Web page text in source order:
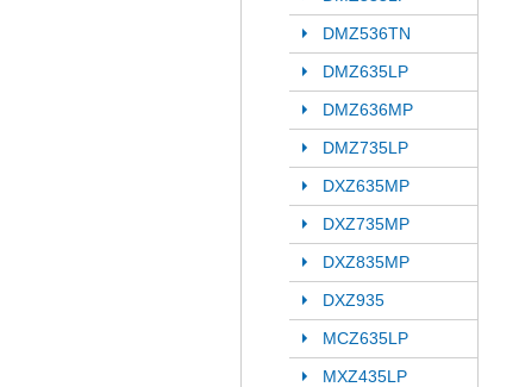
DMZ536TN
DMZ635LP
DMZ636MP
DMZ735LP
DXZ635MP
DXZ735MP
DXZ835MP
DXZ935
MCZ635LP
MXZ435LP